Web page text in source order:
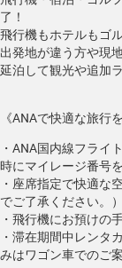
了！
飛行機もホテルもゴ
出発地が違う方や現
延泊して観光や追加
《ANAで快適な旅行
・ANA国内線フラ
時にマイレージ番号
・座席指定で快適
でご了承ください。）
・飛行機にお預けの
・滞在期間中レンタ
みはワゴン車でのご